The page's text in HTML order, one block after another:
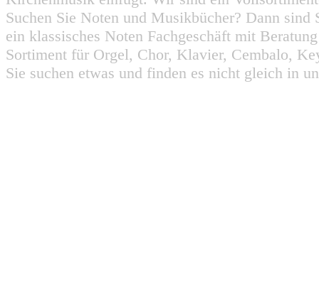
Suchen Sie Noten und Musikbücher? Dann
ein klassisches Noten Fachgeschäft mit
Sortiment für Orgel, Chor, Klavier, Cembalo,
Sie suchen etwas und finden es nicht gleich in